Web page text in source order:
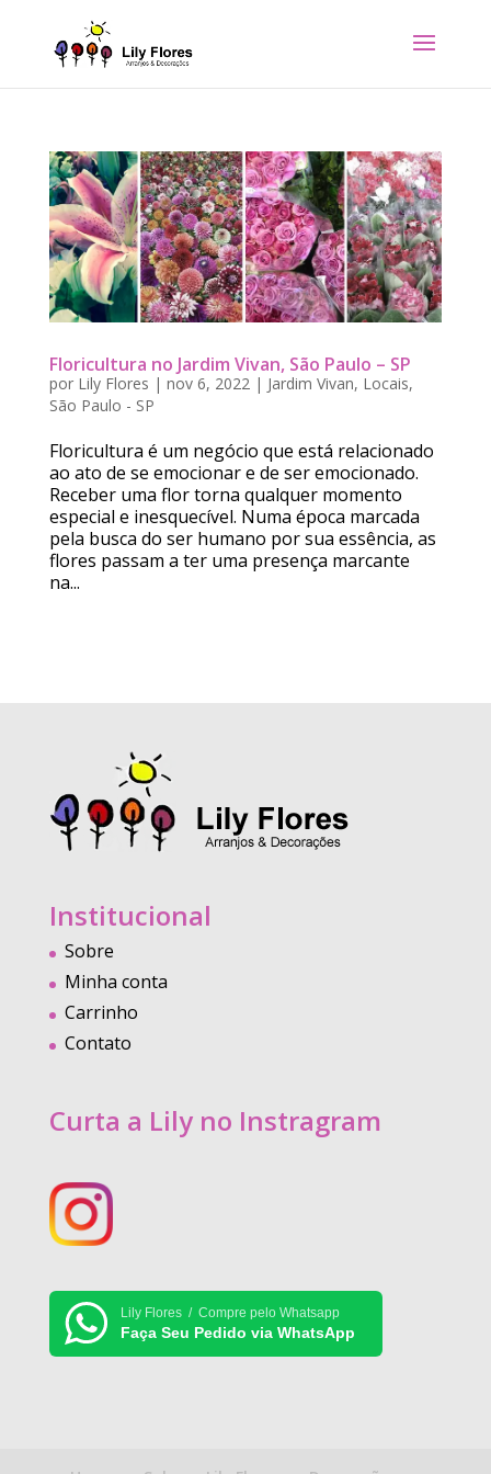
Floricultura no Jardim Vivan, São Paulo – SP
por Lily Flores | nov 6, 2022| Jardim Vivan, Locais,
São Paulo - SP
Floricultura é um negócio que está relacionado
ao ato de se emocionar e de ser emocionado.
Receber uma flor torna qualquer momento
especial e inesquecível. Numa época marcada
pela busca do ser humano por sua essência, as
flores passam a ter uma presença marcante
na...
Institucional
Sobre
Minha conta
Carrinho
Contato
Curta a Lily no Instragram
Lily Flores / Compre pelo Whatsapp
Faça Seu Pedido via WhatsApp